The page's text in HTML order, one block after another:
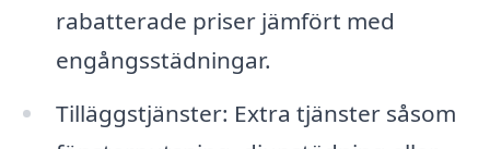
rabatterade priser jämfört med
engångsstädningar.
Tilläggstjänster: Extra tjänster såsom